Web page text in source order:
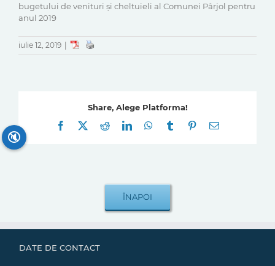
bugetului de venituri și cheltuieli al Comunei Pârjol pentru
anul 2019
iulie 12, 2019
Share, Alege Platforma!
Facebook
RedditLinkedInWhatsApp
Tumblr Pinterest
E-
DATE DE CONTACT
🔇